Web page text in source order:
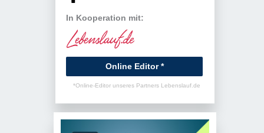
In Kooperation mit:
Online Editor *
*Online-Editor unseres Partners Lebenslauf.de